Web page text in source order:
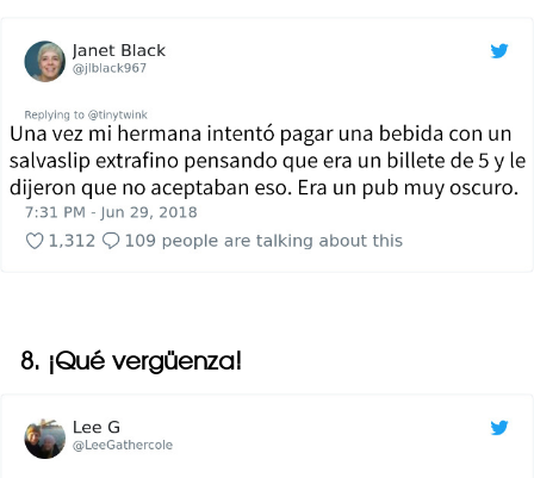
8. ¡Qué vergüenza!